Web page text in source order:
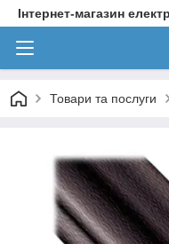
Інтернет-магазин
Товари та послуги